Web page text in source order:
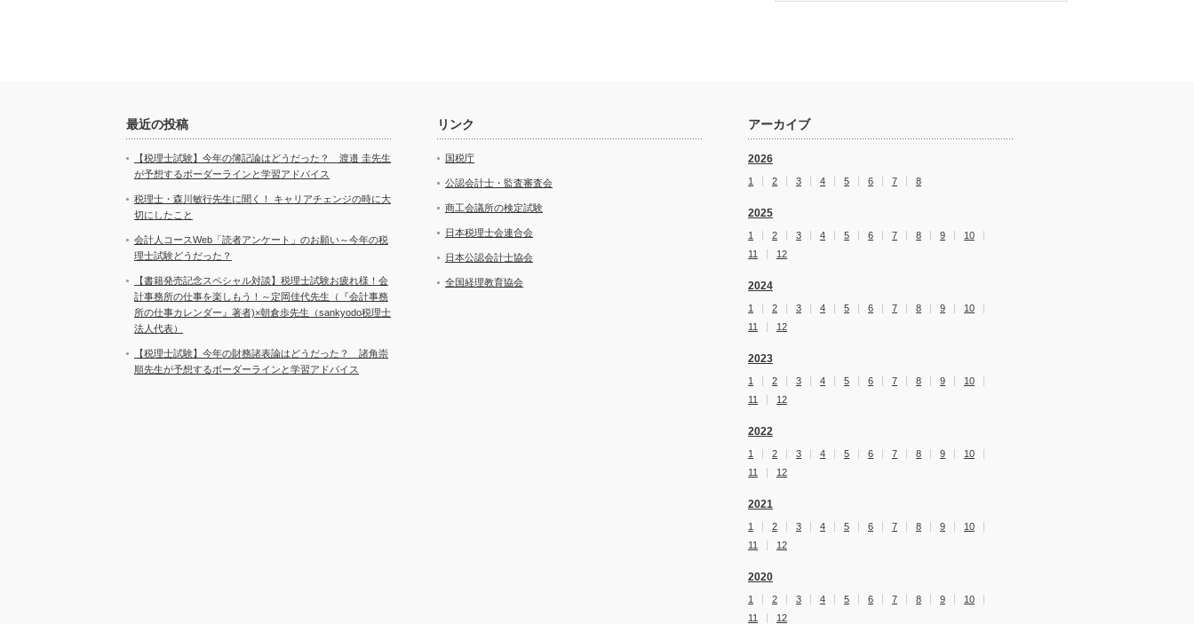
最近の投稿
【税理士試験】今年の簿記論はどうだった？ 渡邉 圭先生
が予想するボーダーラインと学習アドバイス
税理士・森川敏行先生に聞く！ キャリアチェンジの時に大
切にしたこと
会計人コースWeb「読者アンケート」のお願い～今年の税
理士試験どうだった？
【書籍発売記念スペシャル対談】税理士試験お疲れ様！会
計事務所の仕事を楽しもう！～定岡佳代先生（『会計事務
所の仕事カレンダー』著者)×朝倉歩先生（sankyodo税理士
法人代表）
【税理士試験】今年の財務諸表論はどうだった？ 諸角崇
順先生が予想するボーダーラインと学習アドバイス
リンク
国税庁
公認会計士・監査審査会
商工会議所の検定試験
日本税理士会連合会
日本公認会計士協会
全国経理教育協会
アーカイブ
2026
1 2 3 4 5 6 7 8
2025
1 2 3 4 5 6 7 8 9
10
11
12
2024
1 2 3 4 5 6 7 8 9
10
11
12
2023
1 2 3 4 5 6 7 8 9
10
11
12
2022
1 2 3 4 5 6 7 8 9
10
11
12
2021
1 2 3 4 5 6 7 8 9
10
11
12
2020
1 2 3 4 5 6 7 8 9
10
11
12